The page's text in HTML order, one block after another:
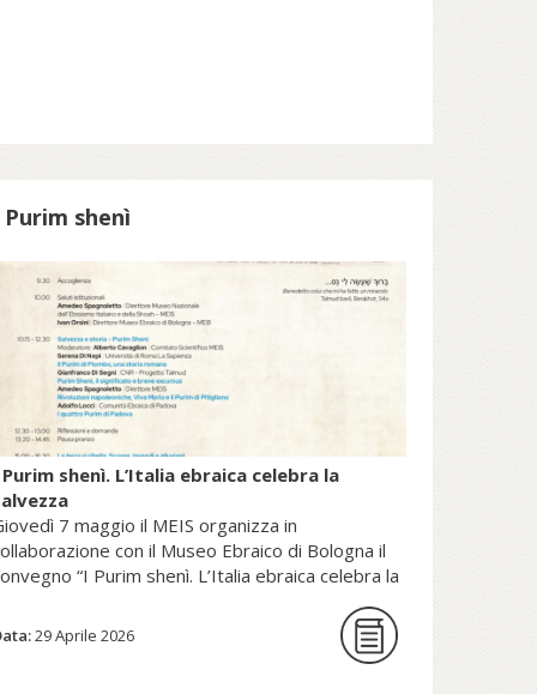
patrimonio della Sede Apostolica, e
pubblicato dal Sole 24 Ore (2025).
Scopri di più su fscire.it...
Purim shenì
shenì. L’Italia ebraica celebra la
7 maggio il MEIS organizza in
con il Museo Ebraico di Bologna il
“I Purim shenì. L’Italia ebraica celebra la
29 Aprile 2026